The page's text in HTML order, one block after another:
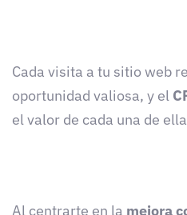
Cada visita a tu sitio web
oportunidad valiosa, y el
el valor de cada una de
Al centrarte en la mejora